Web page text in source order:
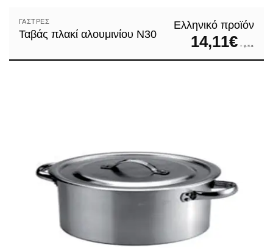
ΓΆΣΤΡΕΣ
Ταβάς πλακί αλουμινίου N30
Ελληνικό προϊόν
14,11€ + φ.π.α.